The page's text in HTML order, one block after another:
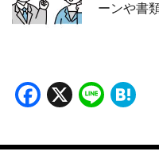
ーンや書
Facebook
X Line